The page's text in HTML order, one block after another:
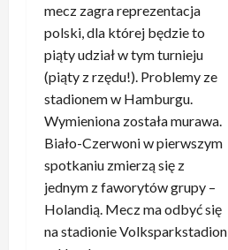
mecz zagra reprezentacja
polski, dla której będzie to
piąty udział w tym turnieju
(piąty z rzędu!). Problemy ze
stadionem w Hamburgu.
Wymieniona została murawa.
Biało-Czerwoni w pierwszym
spotkaniu zmierzą się z
jednym z faworytów grupy –
Holandią. Mecz ma odbyć się
na stadionie Volksparkstadion